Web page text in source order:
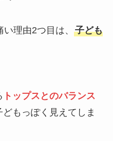
理由2つ目は、 子ども
トップスとのバランス
もっぽく見えてしま